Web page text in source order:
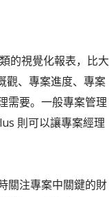
的視覺化報表，比大
觀、專案進度、專案
需要。一般專案管理
則可以讓專案經理
關注專案中關鍵的財